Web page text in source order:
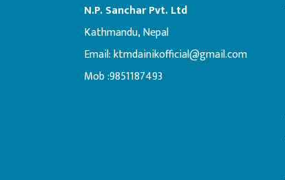
N.P. Sanchar Pvt. Ltd
Kathmandu, Nepal
Email:ktmdainikofficial@gmail.com
Mob :9851187493